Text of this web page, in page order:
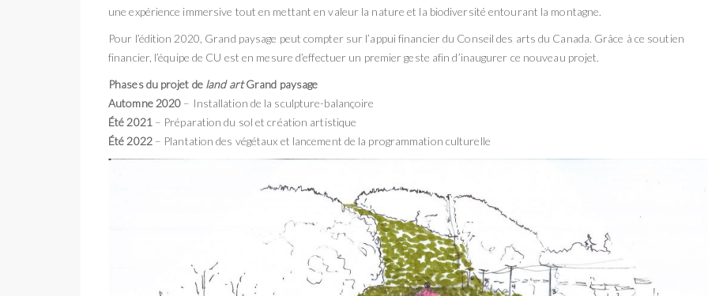
une expérience immersive tout en mettant en valeur la nature et la biodiversité entourant la montagne.
Pour l’édition 2020, Grand paysage peut compter sur l’appui financier du Conseil des arts du Canada. Grâce à ce soutien
financier, l’équipe de CU est en mesure d’effectuer un premier geste afin d’inaugurer ce nouveau projet.
Phases du projet de land artGrand paysage
Automne 2020 – Installation de la sculpture-balançoire
Été 2021 – Préparation du sol et création artistique
Été 2022– Plantation des végétaux et lancement de la programmation culturelle